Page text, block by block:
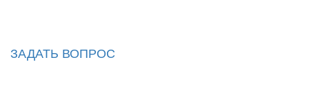
ЗАДАТЬ ВОПРОС